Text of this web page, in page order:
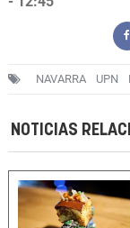
NAVARRA UPN
NOTICIAS